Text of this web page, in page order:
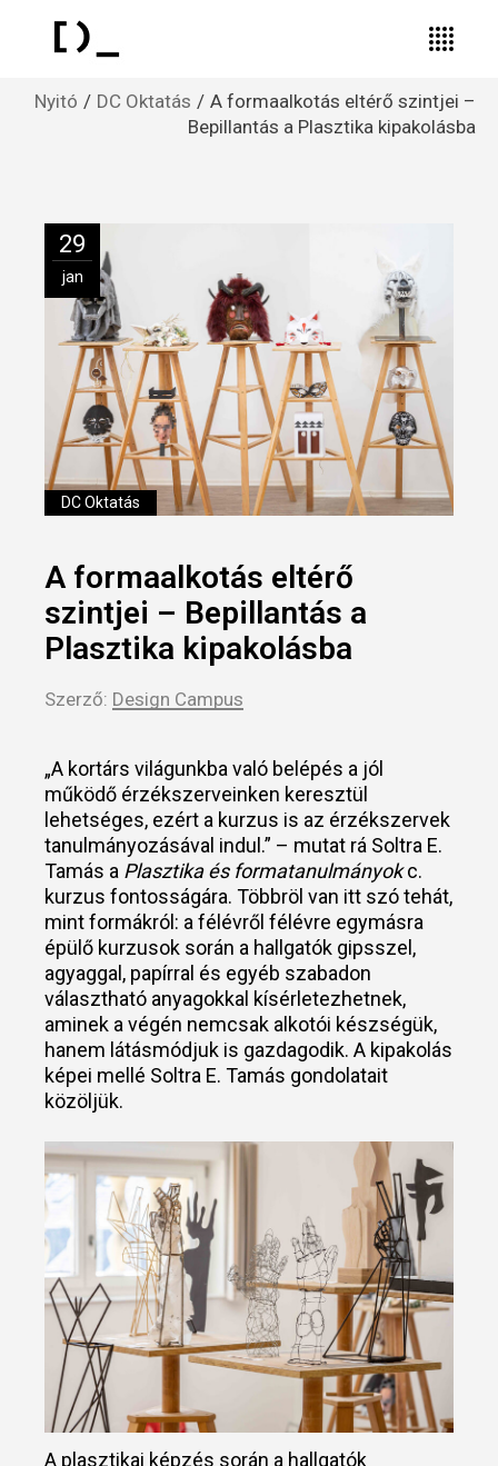
Nyitó DC Oktatás
A formaalkotás eltérő szintjei –
Bepillantás a Plasztika kipakolásba
29
jan
DC Oktatás
A formaalkotás eltérő
szintjei – Bepillantás a
Plasztika kipakolásba
Szerző: Design Campus
„A kortárs világunkba való belépés a jól
működő érzékszerveinken keresztül
lehetséges, ezért a kurzus is az érzékszervek
tanulmányozásával indul.” – mutat rá Soltra E.
Tamás a Plasztika és formatanulmányokc.
kurzus fontosságára. Többröl van itt szó tehát,
mint formákról: a félévről félévre egymásra
épülő kurzusok során a hallgatók gipsszel,
agyaggal, papírral és egyéb szabadon
választható anyagokkal kísérletezhetnek,
aminek a végén nemcsak alkotói készségük,
hanem látásmódjuk is gazdagodik. A kipakolás
képei mellé Soltra E. Tamás gondolatait
közöljük.
A plasztikai képzés során a hallgatók